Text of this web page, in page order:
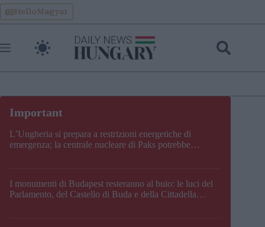
Skip
to
content
HelloMagyar
L’Ungheria si prepara a restrizioni energetiche di
emergenza; la centrale nucleare di Paks potrebbe
I monumenti di Budapest resteranno al buio: le luci del
Parlamento, del Castello di Buda e della Cittadella